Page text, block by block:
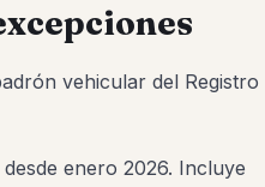
vehicular del Registro
enero 2026. Incluye